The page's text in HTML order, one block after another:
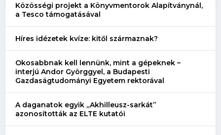
Közösségi projekt a Könyvmentorok Alapítványnál,
a Tesco támogatásával
Híres idézetek kvíze: kitől származnak?
Okosabbnak kell lennünk, mint a gépeknek –
interjú Andor Györggyel, a Budapesti
Gazdaságtudományi Egyetem rektorával
A daganatok egyik „Akhilleusz-sarkát”
azonosították az ELTE kutatói